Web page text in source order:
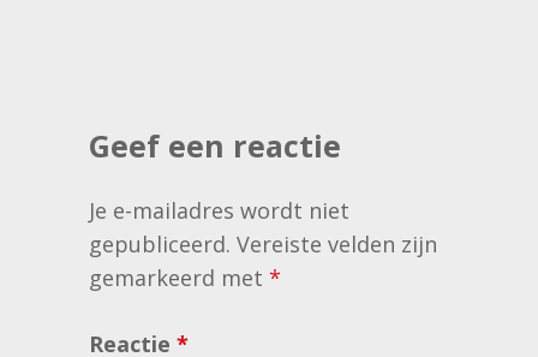
Geef een reactie
Je e-mailadres wordt niet
gepubliceerd. Vereiste velden zijn
gemarkeerd met *
Reactie *